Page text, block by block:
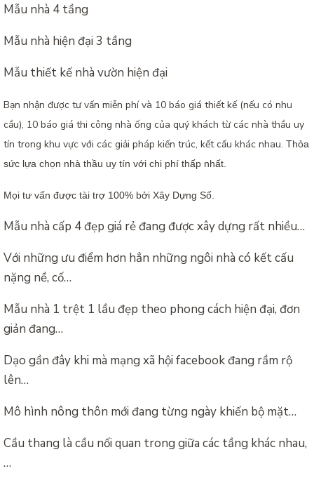
Mẫu nhà 4 tầng
Mẫu nhà hiện đại 3 tầng
Mẫu thiết kế nhà vườn hiện đại
Bạn nhận được tư vấn miễn phí và 10 báo giá thiết kế (nếu có nhu
cầu), 10 báo giá thi công nhà ống của quý khách từ các nhà thầu uy
tín trong khu vực với các giải pháp kiến trúc, kết cấu khác nhau. Thỏa
sức lựa chọn nhà thầu uy tín với chi phí thấp nhất.
Mọi tư vấn được tài trợ 100% bởi Xây Dựng Số.
Mẫu nhà cấp 4 đẹp giá rẻ đang được xây dựng rất nhiều…
Với những ưu điểm hơn hẳn những ngôi nhà có kết cấu
nặng nề, cố…
Mẫu nhà 1 trệt 1 lầu đẹp theo phong cách hiện đại, đơn
giản đang…
Dạo gần đây khi mà mạng xã hội facebook đang rầm rộ
lên…
Mô hình nông thôn mới đang từng ngày khiến bộ mặt…
Cầu thang là cầu nối quan trong giữa các tầng khác nhau,
…